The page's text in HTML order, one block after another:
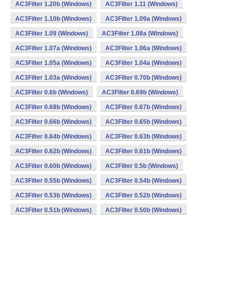
AC3Filter 1.20b (Windows) AC3Filter 1.11 (Windows)
AC3Filter 1.10b (Windows) AC3Filter 1.09a (Windows)
AC3Filter 1.09 (Windows) AC3Filter 1.08a (Windows)
AC3Filter 1.07a (Windows) AC3Filter 1.06a (Windows)
AC3Filter 1.05a (Windows) AC3Filter 1.04a (Windows)
AC3Filter 1.03a (Windows) AC3Filter 0.70b (Windows)
AC3Filter 0.6b (Windows) AC3Filter 0.69b (Windows)
AC3Filter 0.68b (Windows) AC3Filter 0.67b (Windows)
AC3Filter 0.66b (Windows) AC3Filter 0.65b (Windows)
AC3Filter 0.64b (Windows) AC3Filter 0.63b (Windows)
AC3Filter 0.62b (Windows) AC3Filter 0.61b (Windows)
AC3Filter 0.60b (Windows) AC3Filter 0.5b (Windows)
AC3Filter 0.55b (Windows) AC3Filter 0.54b (Windows)
AC3Filter 0.53b (Windows) AC3Filter 0.52b (Windows)
AC3Filter 0.51b (Windows) AC3Filter 0.50b (Windows)